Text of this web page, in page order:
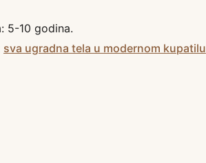
5-10 godina.
sva ugradna tela u modernom kupatilu